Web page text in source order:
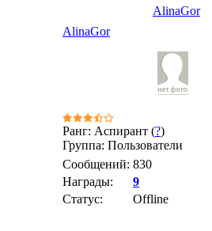
AlinaGor
AlinaGor
Ранг: Аспирант (?)
Группа: Пользователи
Сообщений: 830
Награды:
9
Статус:
Offline